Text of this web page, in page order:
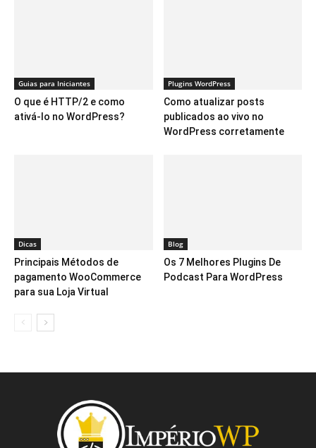
Guias para Iniciantes
O que é HTTP/2 e como
ativá-lo no WordPress?
Plugins WordPress
Como atualizar posts
publicados ao vivo no
WordPress corretamente
Dicas
Principais Métodos de
pagamento WooCommerce
para sua Loja Virtual
Blog
Os 7 Melhores Plugins De
Podcast Para WordPress